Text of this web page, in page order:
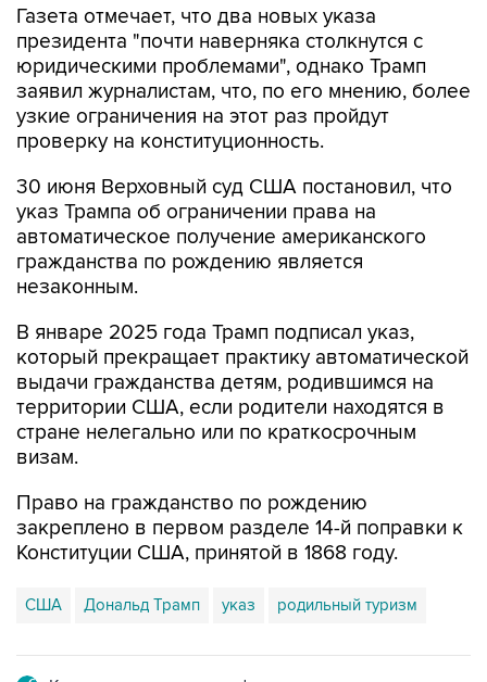
Газета отмечает, что два новых указа
президента "почти наверняка столкнутся с
юридическими проблемами", однако Трамп
заявил журналистам, что, по его мнению, более
узкие ограничения на этот раз пройдут
проверку на конституционность.
30 июня Верховный суд США постановил, что
указ Трампа об ограничении права на
автоматическое получение американского
гражданства по рождению является
незаконным.
В январе 2025 года Трамп подписал указ,
который прекращает практику автоматической
выдачи гражданства детям, родившимся на
территории США, если родители находятся в
стране нелегально или по краткосрочным
визам.
Право на гражданство по рождению
закреплено в первом разделе 14-й поправки к
Конституции США, принятой в 1868 году.
США Дональд Трамп указ родильный туризм